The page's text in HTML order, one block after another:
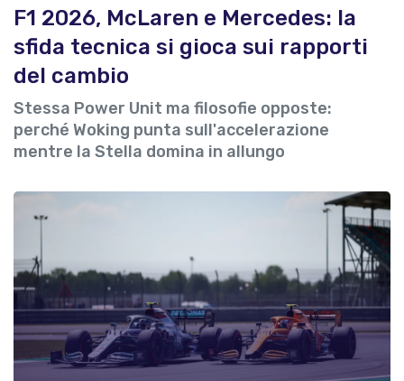
F1 2026, McLaren e Mercedes: la
sfida tecnica si gioca sui rapporti
del cambio
Stessa Power Unit ma filosofie opposte:
perché Woking punta sull'accelerazione
mentre la Stella domina in allungo